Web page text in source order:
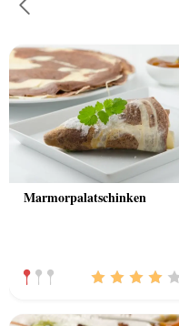
Marmorpalatschinken